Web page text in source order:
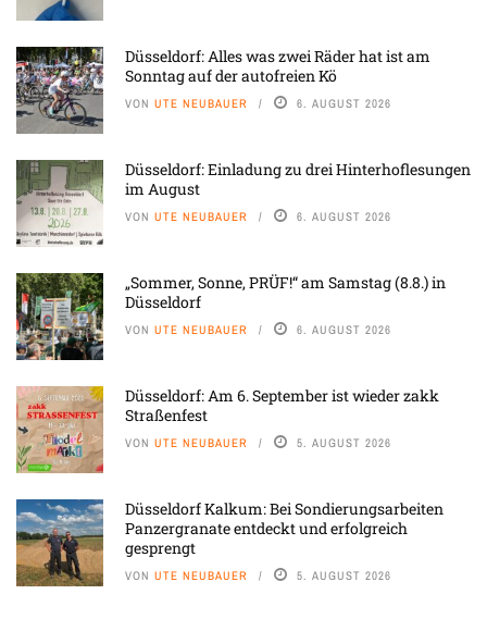
Düsseldorf: Alles was zwei Räder hat ist am
Sonntag auf der autofreien Kö
VON UTE NEUBAUER 6. AUGUST 2026
Düsseldorf: Einladung zu drei Hinterhoflesungen
im August
VON UTE NEUBAUER 6. AUGUST 2026
„Sommer, Sonne, PRÜF!“ am Samstag (8.8.) in
Düsseldorf
VON UTE NEUBAUER 6. AUGUST 2026
Düsseldorf: Am 6. September ist wieder zakk
Straßenfest
VON UTE NEUBAUER 5. AUGUST 2026
Düsseldorf Kalkum: Bei Sondierungsarbeiten
Panzergranate entdeckt und erfolgreich
gesprengt
VON UTE NEUBAUER 5. AUGUST 2026